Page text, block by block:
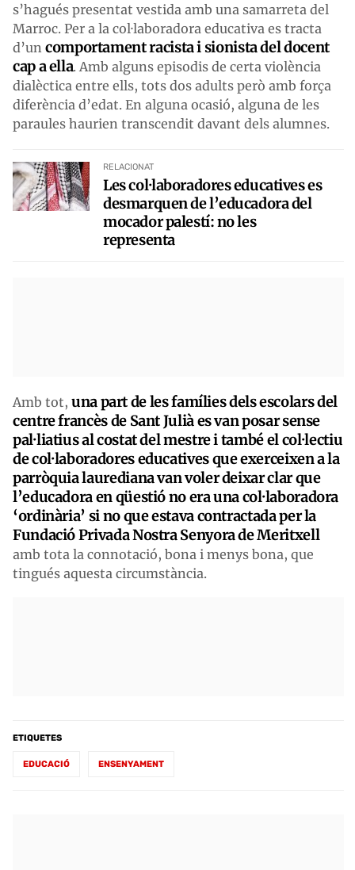
s’hagués presentat vestida amb una samarreta del
Marroc. Per a la col·laboradora educativa es tracta
d’un comportament racista i sionista del docent
cap a ella. Amb alguns episodis de certa violència
dialèctica entre ells, tots dos adults però amb força
diferència d’edat. En alguna ocasió, alguna de les
paraules haurien transcendit davant dels alumnes.
RELACIONAT
Les col·laboradores educatives es
desmarquen de l’educadora del
mocador palestí: no les
representa
Amb tot, una part de les famílies dels escolars del
centre francès de Sant Julià es van posar sense
pal·liatius al costat del mestre i també el col·lectiu
de col·laboradores educatives que exerceixen a la
parròquia laurediana van voler deixar clar que
l’educadora en qüestió no era una col·laboradora
‘ordinària’ si no que estava contractada per la
Fundació Privada Nostra Senyora de Meritxell
amb tota la connotació, bona i menys bona, que
tingués aquesta circumstància.
ETIQUETES
EDUCACIÓ ENSENYAMENT